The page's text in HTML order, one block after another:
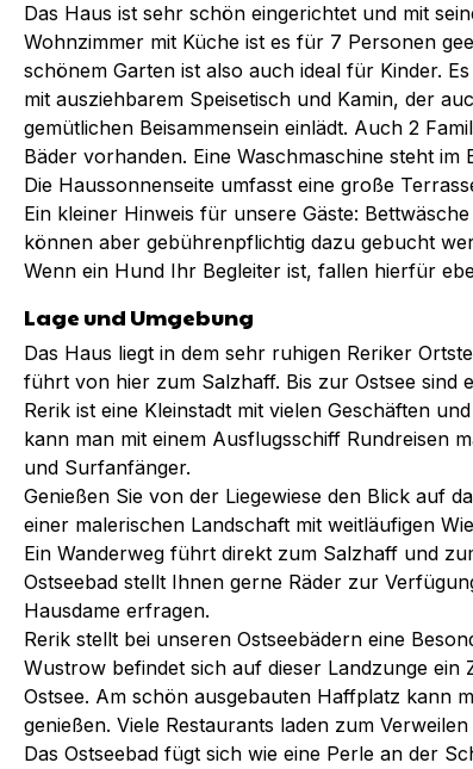
Das Haus ist sehr schön eingerichtet und mit
Wohnzimmer mit Küche ist es für 7 Personen
schönem Garten ist also auch ideal für Kinder.
mit ausziehbarem Speisetisch und Kamin, der
gemütlichen Beisammensein einlädt. Auch 2
Bäder vorhanden. Eine Waschmaschine steht
Die Haussonnenseite umfasst eine große
Ein kleiner Hinweis für unsere Gäste:
können aber gebührenpflichtig dazu gebucht
Wenn ein Hund Ihr Begleiter ist, fallen hierfür
Lage und Umgebung
Das Haus liegt in dem sehr ruhigen Reriker
führt von hier zum Salzhaff. Bis zur Ostsee sind
Rerik ist eine Kleinstadt mit vielen Geschäften
kann man mit einem Ausflugsschiff Rundreisen
und Surfanfänger.
Genießen Sie von der Liegewiese den Blick auf
einer malerischen Landschaft mit weitläufigen
Ein Wanderweg führt direkt zum Salzhaff und
Ostseebad stellt Ihnen gerne Räder zur
Hausdame erfragen.
Rerik stellt bei unseren Ostseebädern eine
Wustrow befindet sich auf dieser Landzunge
Ostsee. Am schön ausgebauten Haffplatz kann
genießen. Viele Restaurants laden zum Verweilen
Das Ostseebad fügt sich wie eine Perle an der